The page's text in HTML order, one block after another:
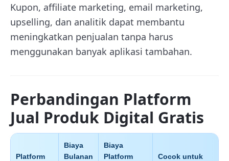
Kupon, affiliate marketing, email marketing,
upselling, dan analitik dapat membantu
meningkatkan penjualan tanpa harus
menggunakan banyak aplikasi tambahan.
Perbandingan Platform
Jual Produk Digital Gratis
Platform
Biaya
Bulanan
Biaya
Platform
Cocok untuk